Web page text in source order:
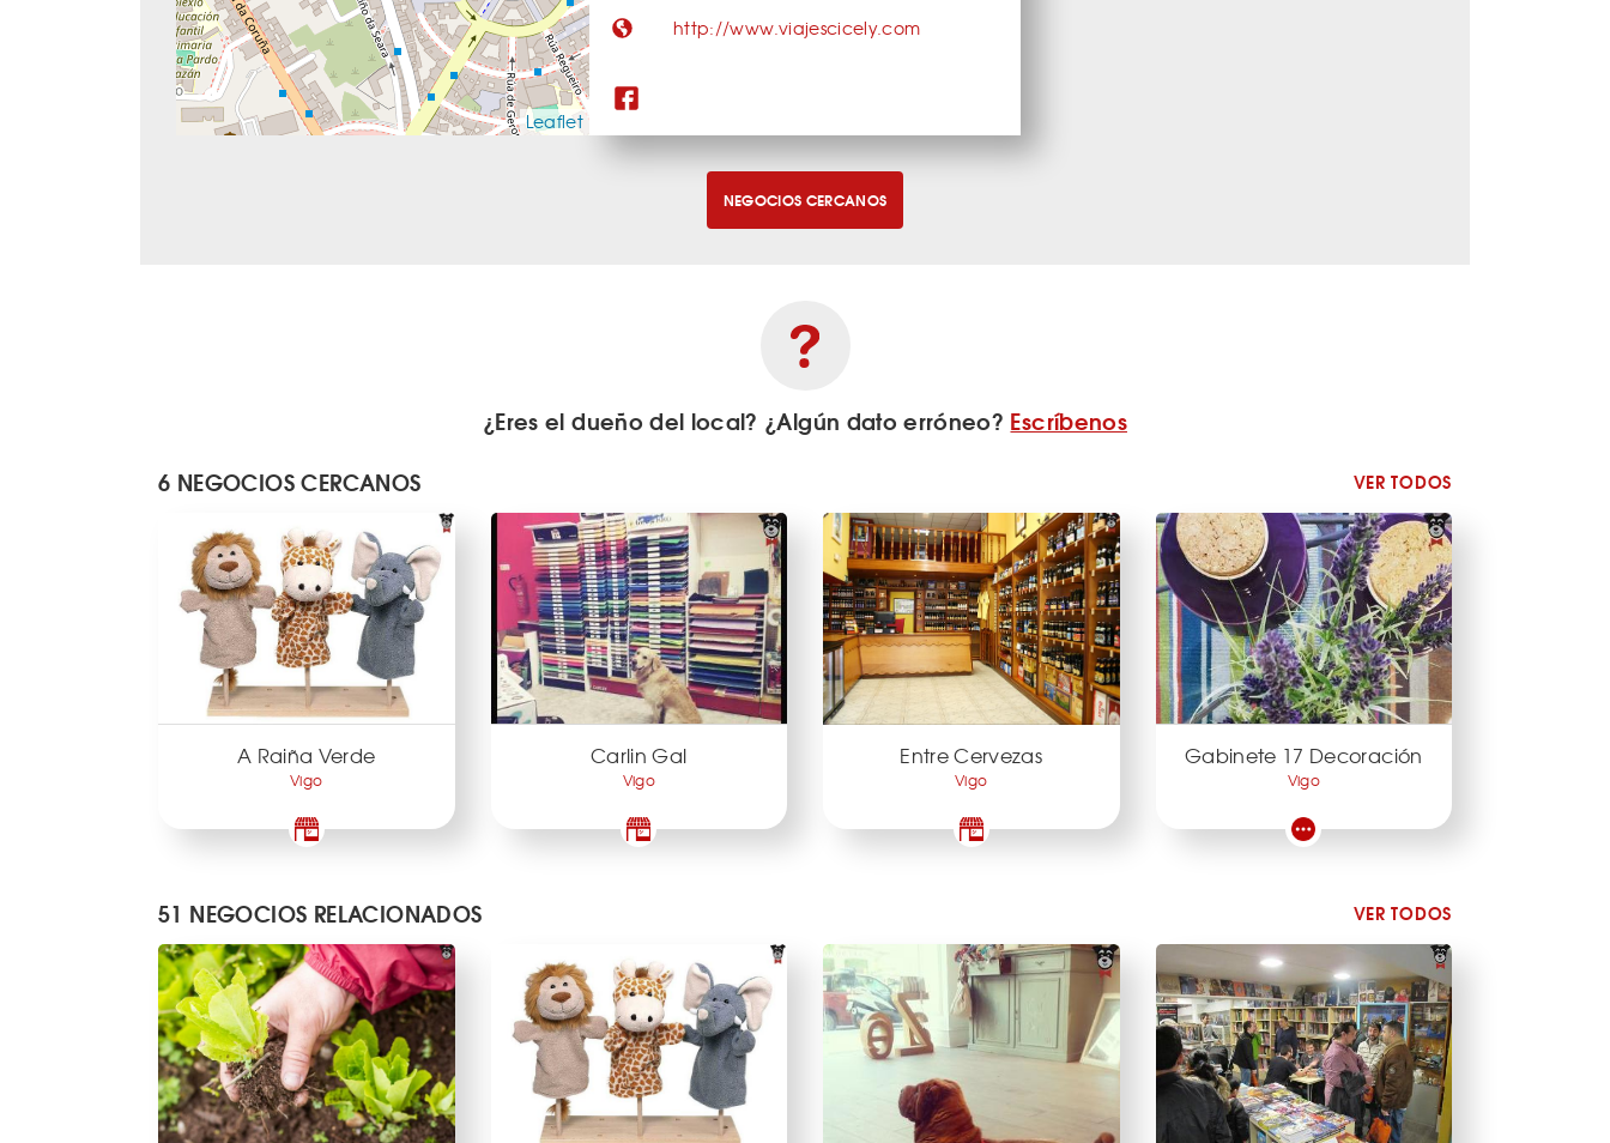
Leaflet
http://www.viajescicely.com
NEGOCIOS CERCANOS
¿Eres el dueño del local? ¿Algún dato erróneo? Escríbenos
6 NEGOCIOS CERCANOS
VER TODOS
A Raiña Verde
Vigo
Carlin Gal
Vigo
Entre Cervezas
Vigo
Gabinete 17 Decoración
Vigo
51 NEGOCIOS RELACIONADOS VER TODOS